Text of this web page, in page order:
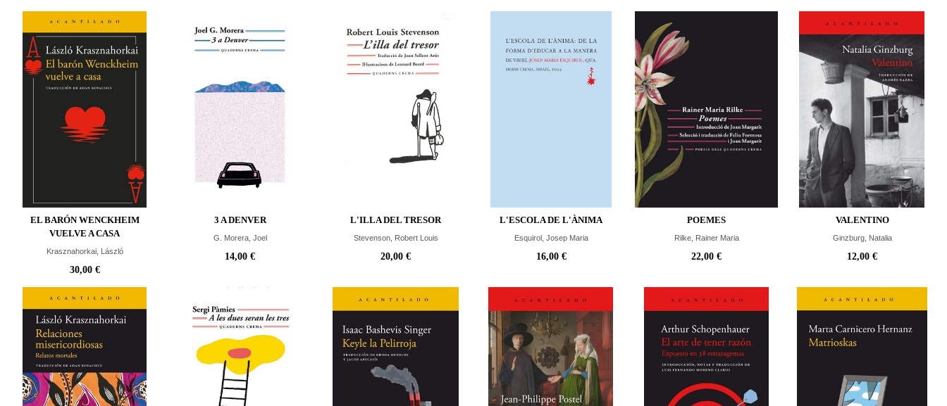
EL BARÓN WENCKHEIM
VUELVE A CASA
Krasznahorkai, László
30,00 €
3 A DENVER
G. Morera, Joel
14,00 €
L'ILLA DEL TRESOR
Stevenson, Robert Louis
20,00 €
L'ESCOLA DE L'ÀNIMA
Esquirol, Josep Maria
16,00 €
POEMES
Rilke, Rainer Maria
22,00 €
VALENTINO
Ginzburg, Natalia
12,00 €